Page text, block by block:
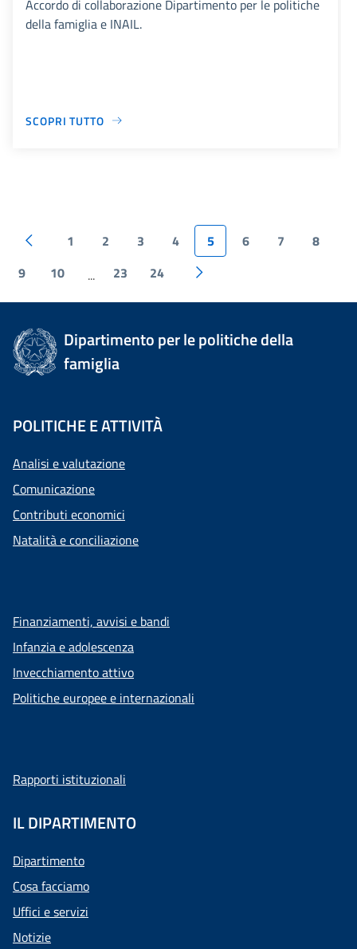
Accordo di collaborazione Dipartimento per le politiche
della famiglia e INAIL.
SCOPRI TUTTO
1 2 3 4 5 6 7
8
9
10 ... 23 24
Dipartimento per le politiche della
famiglia
POLITICHE E ATTIVITÀ
Analisi e valutazione
Comunicazione
Contributi economici
Natalità e conciliazione
Finanziamenti, avvisi e bandi
Infanzia e adolescenza
Invecchiamento attivo
Politiche europee e internazionali
Rapporti istituzionali
IL DIPARTIMENTO
Dipartimento
Cosa facciamo
Uffici e servizi
Notizie